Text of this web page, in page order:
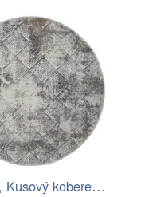
My Flair, Kusový koberec My Heart…